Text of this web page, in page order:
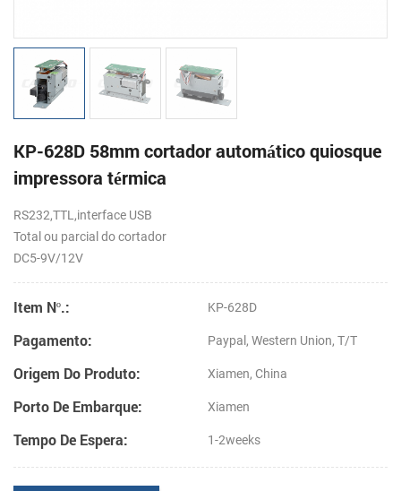
KP-628D 58mm cortador automático quiosque
impressora térmica
RS232,TTL,interface USB
Total ou parcial do cortador
DC5-9V/12V
Item Nº.: KP-628D
Pagamento: Paypal, Western Union, T/T
Origem Do Produto: Xiamen, China
Porto De Embarque: Xiamen
Tempo De Espera: 1-2weeks